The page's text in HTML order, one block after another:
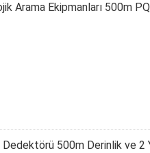
Arama Ekipmanları 500m
Dedektörü 500m Derinlik ve 2